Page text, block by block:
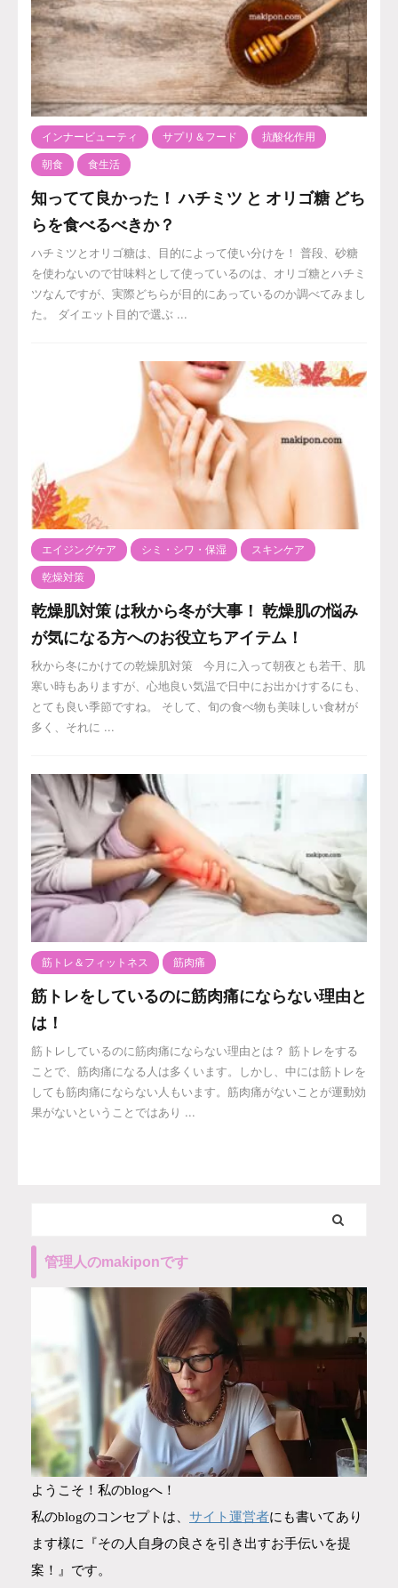
インナービューティ サプリ＆フード 抗酸化作用
朝食 食生活
知ってて良かった！ ハチミツ と オリゴ糖 どち
らを食べるべきか？
ハチミツとオリゴ糖は、目的によって使い分けを！ 普段、砂糖
を使わないので甘味料として使っているのは、オリゴ糖とハチミ
ツなんですが、実際どちらが目的にあっているのか調べてみまし
た。 ダイエット目的で選ぶ ...
エイジングケア シミ・シワ・保湿 スキンケア
乾燥対策
乾燥肌対策 は秋から冬が大事！ 乾燥肌の悩み
が気になる方へのお役立ちアイテム！
秋から冬にかけての乾燥肌対策 今月に入って朝夜とも若干、肌
寒い時もありますが、心地良い気温で日中にお出かけするにも、
とても良い季節ですね。 そして、旬の食べ物も美味しい食材が
多く、それに ...
筋トレ＆フィットネス 筋肉痛
筋トレをしているのに筋肉痛にならない理由と
は！
筋トレしているのに筋肉痛にならない理由とは？ 筋トレをする
ことで、筋肉痛になる人は多くいます。しかし、中には筋トレを
しても筋肉痛にならない人もいます。筋肉痛がないことが運動効
果がないということではあり ...
管理人のmakiponです
ようこそ！私のblogへ！
私のblogのコンセプトは、 サイト運営者にも書いてあり
ます様に『その人自身の良さを引き出すお手伝いを提
案！』です。